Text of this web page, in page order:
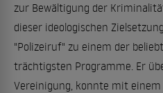
zur Bewältigung der
dieser ideologischen
"Polizeiruf" zu einem der
trächtigsten Programme. Er
Vereinigung, konnte mit